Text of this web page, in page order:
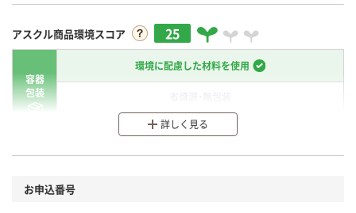
アスクル商品環境スコア 25
容器
包装
環境に配慮した材料を使用
分別・リサイクルしやすい設計
本体
詳しく見る
お申込番号